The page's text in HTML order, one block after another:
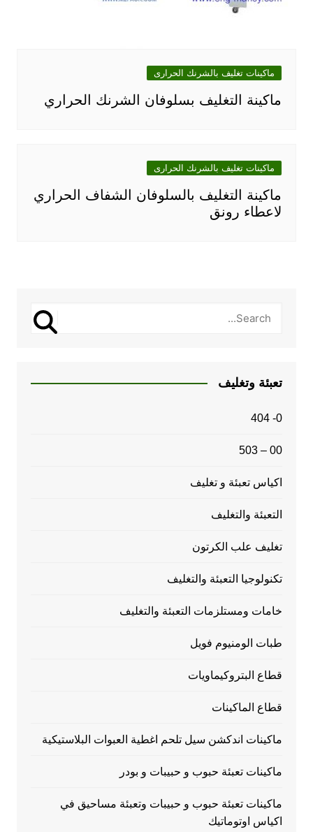
ماكينات تغليف بالشرنك الحرارى
ماكينة التغليف بسلوفان الشرنك الحراري
ماكينات تغليف بالشرنك الحرارى
ماكينة التغليف بالسلوفان الشفاف الحراري
لاعطاء رونق
تعبئة وتغليف
0- 404
00 – 503
اكياس تعبئة و تغليف
التعبئة والتغليف
تغليف علب الكرتون
تكنولوجيا التعبئة والتغليف
خامات ومستلزمات التعبئة والتغليف
طبات الومنيوم فويل
قطاع البتروكيماويات
قطاع الماكينات
ماكينات اندكشن سيل تلحم اغطية العبوات البلاستيكية
ماكينات تعبئة حبوب و حبيبات و بودر
ماكينات تعبئة حبوب و حبيبات وتعبئة مساحيق في
اكياس اوتوماتيك